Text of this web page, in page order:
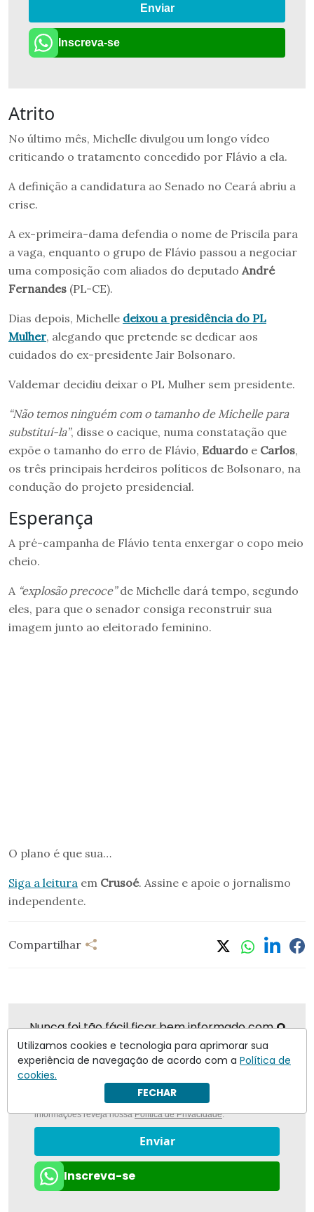
Enviar
Inscreva-se
Atrito
No último mês, Michelle divulgou um longo vídeo
criticando o tratamento concedido por Flávio a ela.
A definição a candidatura ao Senado no Ceará abriu a
crise.
A ex-primeira-dama defendia o nome de Priscila para
a vaga, enquanto o grupo de Flávio passou a negociar
uma composição com aliados do deputado André
Fernandes (PL-CE).
Dias depois, Michelle deixou a presidência do PL
Mulher, alegando que pretende se dedicar aos
cuidados do ex-presidente Jair Bolsonaro.
Valdemar decidiu deixar o PL Mulher sem presidente.
“Não temos ninguém com o tamanho de Michelle para
substituí-la”, disse o cacique, numa constatação que
expõe o tamanho do erro de Flávio, Eduardo e Carlos,
os três principais herdeiros políticos de Bolsonaro, na
condução do projeto presidencial.
Esperança
A pré-campanha de Flávio tenta enxergar o copo meio
cheio.
A “explosão precoce”de Michelle dará tempo, segundo
eles, para que o senador consiga reconstruir sua
imagem junto ao eleitorado feminino.
O plano é que sua…
Siga a leitura em Crusoé. Assine e apoie o jornalismo
independente.
Compartilhar
Nunca foi tão fácil ficar bem informado comO
Antagonista
Eu concordo em receber notificações | Para obter mais
informações reveja nossaPolítica de Privacidade.
Enviar
Inscreva-se
Utilizamos cookies e tecnologia para aprimorar sua
experiência de navegação de acordo com a Política de
cookies.
FECHAR